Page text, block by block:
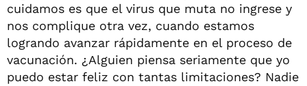
cuidamos es que el virus que muta no ingrese y
nos complique otra vez, cuando estamos
logrando avanzar rápidamente en el proceso de
vacunación. ¿Alguien piensa seriamente que yo
puedo estar feliz con tantas limitaciones? Nadie